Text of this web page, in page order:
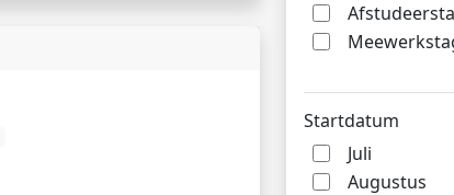
Startdatum
Juli
Augustus